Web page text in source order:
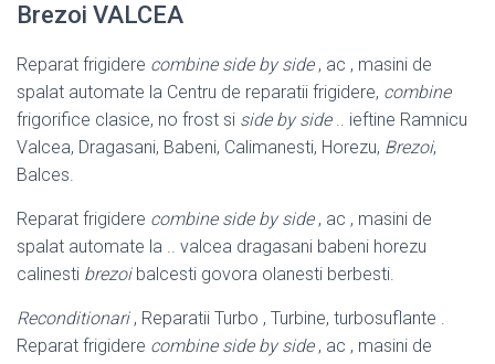
Brezoi VALCEA
Reparat frigidere combine side by side, ac , masini de
spalat automate la Centru de reparatii frigidere, combine
frigorifice clasice, no frost si side by side.. ieftine Ramnicu
Valcea, Dragasani, Babeni, Calimanesti, Horezu, Brezoi,
Balces.
Reparat frigidere combine side by side, ac , masini de
spalat automate la .. valcea dragasani babeni horezu
calinesti brezoibalcesti govora olanesti berbesti.
Reconditionari, Reparatii Turbo , Turbine, turbosuflante .
Reparat frigidere combine side by side, ac , masini de